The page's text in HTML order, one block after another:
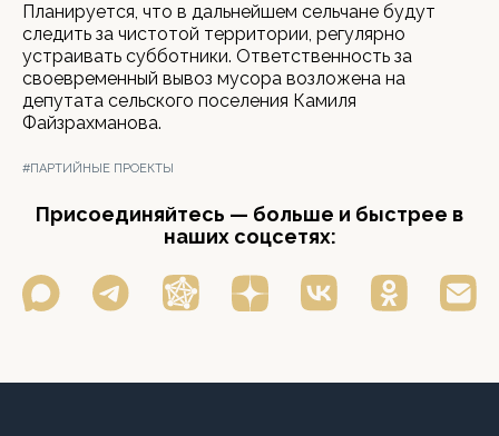
Планируется, что в дальнейшем сельчане будут
следить за чистотой территории, регулярно
устраивать субботники. Ответственность за
своевременный вывоз мусора возложена на
депутата сельского поселения Камиля
Файзрахманова.
#ПАРТИЙНЫЕ ПРОЕКТЫ
Присоединяйтесь — больше и быстрее в
наших соцсетях: